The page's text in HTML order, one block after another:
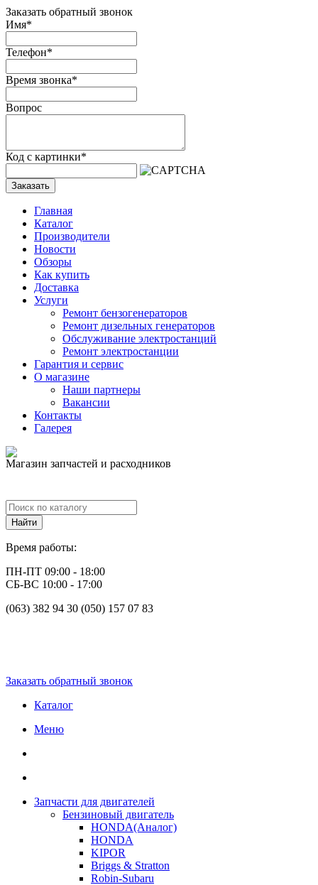
Заказать обратный звонок
Имя*
Телефон*
Время звонка*
Вопрос
Код с картинки*
Заказать
Главная
Каталог
Производители
Новости
Обзоры
Как купить
Доставка
Услуги
Ремонт бензогенераторов
Ремонт дизельных генераторов
Обслуживание электростанций
Ремонт электростанции
Гарантия и сервис
О магазине
Наши партнеры
Вакансии
Контакты
Галерея
Магазин запчастей и расходников
Время работы:
ПН-ПТ 09:00 - 18:00
СБ-ВС 10:00 - 17:00
(063) 382 94 30 (050) 157 07 83
Заказать обратный звонок
Каталог
Меню
Запчасти для двигателей
Бензиновый двигатель
HONDA(Aналог)
HONDA
KIPOR
Briggs & Stratton
Robin-Subaru